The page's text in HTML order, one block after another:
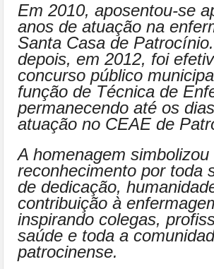
Em 2010, aposentou-se
anos de atuação na
Santa Casa de
depois, em 2012, foi
concurso público
função de Técnica de
permanecendo até os
atuação no CEAE de
A homenagem simbolizou
reconhecimento por toda
de dedicação,
contribuição à
inspirando colegas,
saúde e toda a
patrocinense.